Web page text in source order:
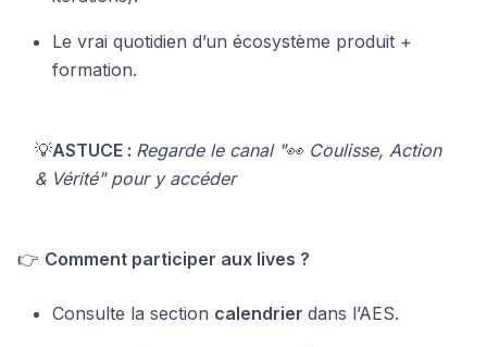
Le vrai quotidien d’un écosystème produit +
formation.
💡ASTUCE : Regarde le canal "👀 Coulisse, Action
& Vérité" pour y accéder
👉 Comment participer aux lives ?
Consulte la section calendrier dans l’AES.